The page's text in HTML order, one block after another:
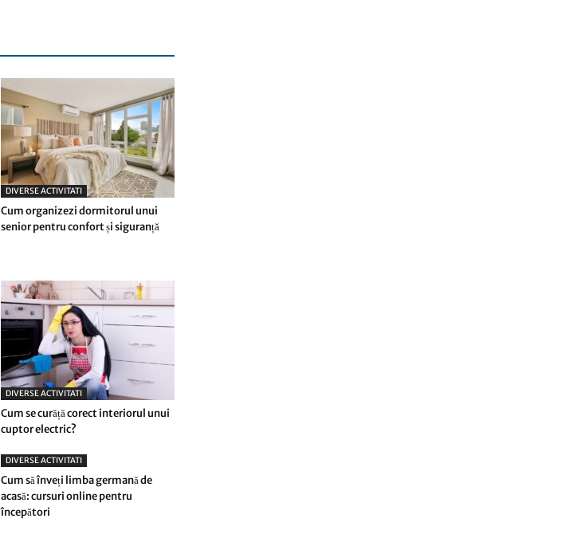
DIVERSE ACTIVITATI
Cum organizezi dormitorul unui
senior pentru confort și siguranță
DIVERSE ACTIVITATI
Cum se curăță corect interiorul unui
cuptor electric?
DIVERSE ACTIVITATI
Cum să înveți limba germană de
acasă: cursuri online pentru
începători